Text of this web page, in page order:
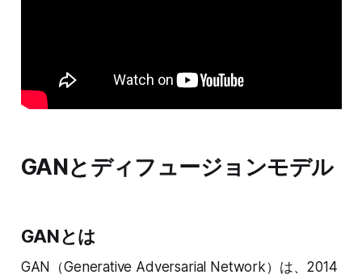
GANとディフュージョンモデル
GANとは
GAN（Generative Adversarial Network）は、2014